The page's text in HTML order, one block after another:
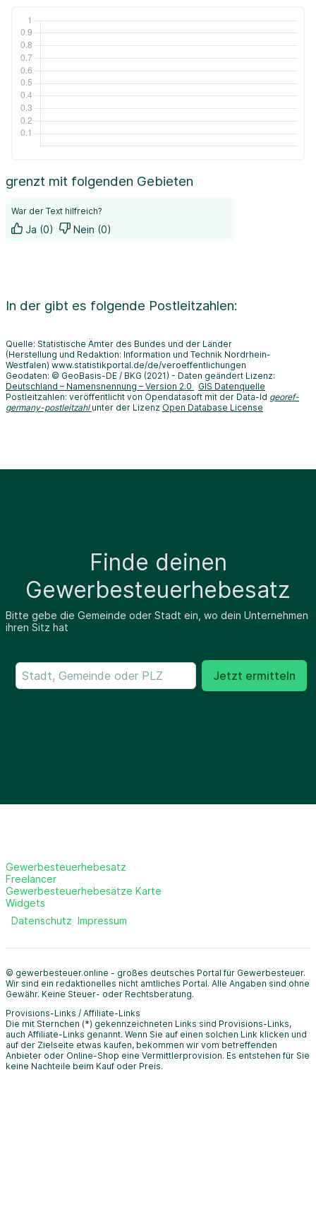
grenzt mit folgenden Gebieten
War der Text hilfreich?
Ja (0) Nein (0)
In der gibt es folgende Postleitzahlen:
Quelle: Statistische Ämter des Bundes und der Länder
(Herstellung und Redaktion: Information und Technik Nordrhein-
Westfalen) www.statistikportal.de/de/veroeffentlichungen
Geodaten: © GeoBasis-DE / BKG (2021) - Daten geändert Lizenz:
Deutschland – Namensnennung – Version 2.0
GIS Datenquelle
Postleitzahlen: veröffentlicht von Opendatasoft mit der Data-Id georef-
germany-postleitzahl unter der Lizenz Open Database License
Finde deinen
Gewerbesteuerhebesatz
Bitte gebe die Gemeinde oder Stadt ein, wo dein Unternehmen
ihren Sitz hat
Jetzt ermitteln
Gewerbesteuerhebesatz
Freelancer
Gewerbesteuerhebesätze Karte
Widgets
Datenschutz Impressum
© gewerbesteuer.online - großes deutsches Portal für Gewerbesteuer.
Wir sind ein redaktionelles nicht amtliches Portal. Alle Angaben sind ohne
Gewähr. Keine Steuer- oder Rechtsberatung.
Provisions-Links / Affiliate-Links
Die mit Sternchen (*) gekennzeichneten Links sind Provisions-Links,
auch Affiliate-Links genannt. Wenn Sie auf einen solchen Link klicken und
auf der Zielseite etwas kaufen, bekommen wir vom betreffenden
Anbieter oder Online-Shop eine Vermittlerprovision. Es entstehen für Sie
keine Nachteile beim Kauf oder Preis.